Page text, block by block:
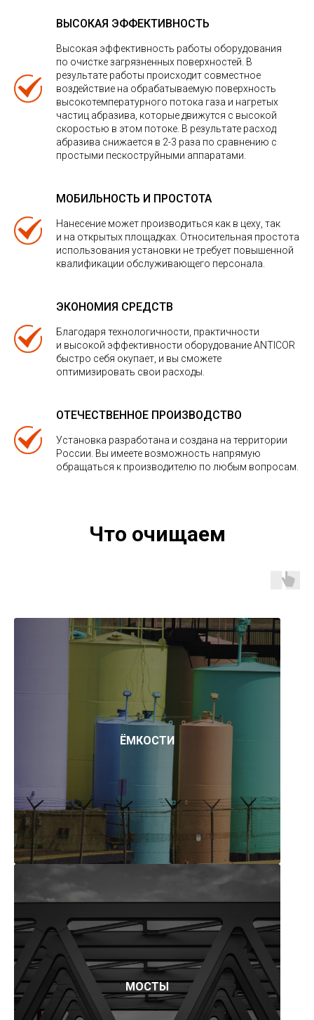
ВЫСОКАЯ ЭФФЕКТИВНОСТЬ
Высокая эффективность работы оборудования
по очистке загрязненных поверхностей. В
результате работы происходит совместное
воздействие на обрабатываемую поверхность
высокотемпературного потока газа и нагретых
частиц абразива, которые движутся с высокой
скоростью в этом потоке. В результате расход
абразива снижается в 2-3 раза по сравнению с
простыми пескоструйными аппаратами.
МОБИЛЬНОСТЬ И ПРОСТОТА
Нанесение может производиться как в цеху, так
и на открытых площадках. Относительная простота
использования установки не требует повышенной
квалификации обслуживающего персонала.
ЭКОНОМИЯ СРЕДСТВ
Благодаря технологичности, практичности
и высокой эффективности оборудование ANTICOR
быстро себя окупает, и вы сможете
оптимизировать свои расходы.
ОТЕЧЕСТВЕННОЕ ПРОИЗВОДСТВО
Установка разработана и создана на территории
России. Вы имеете возможность напрямую
обращаться к производителю по любым вопросам.
Что очищаем
ЁМКОСТИ
МОСТЫ